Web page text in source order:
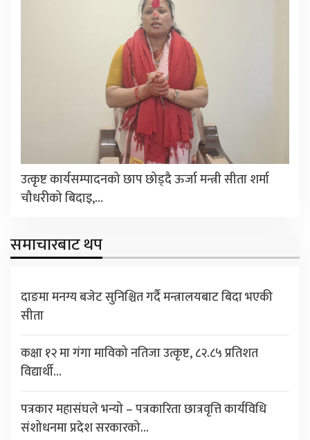
उत्कृष्ट कार्यसम्पादनको छाप छोड्दै ऊर्जा मन्त्री सीता शर्मा
चौधरीको बिदाइ,…
समाचारबाट थप
दाङमा मनग्य बजेट सुनिश्चित गर्दै मन्त्रालयबाट बिदा भएकी
सीता
कक्षा १२ मा गंगा माविको नतिजा उत्कृष्ट, ८२.८५ प्रतिशत
विद्यार्थी…
पत्रकार महासंघले भन्यो – पत्रकारिता छात्रवृत्ति कार्यविधि
संशोधनमा प्रदेश सरकारको…